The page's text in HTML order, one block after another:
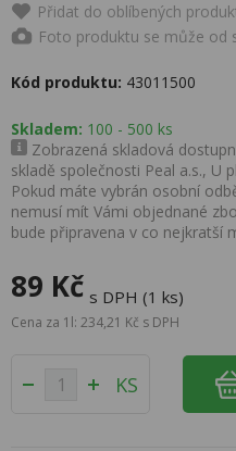
Přidat do oblíbených
Foto produktu se může od
Kód produktu: 43011500
Skladem: 100 - 500 ks
Zobrazená skladová
skladě společnosti Peal a.s., U
Pokud máte vybrán osobní
nemusí mít Vámi objednané
bude připravena v co nejkratší
89 Kč s DPH (1 ks)
Cena za 1l: 234,21 Kč s DPH
KS